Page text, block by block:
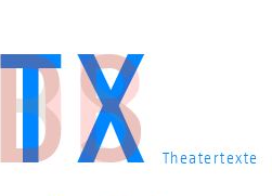
Theatertexte